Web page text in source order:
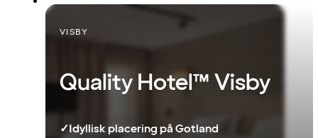
VISBY
Quality Hotel™ Visby
✓Idyllisk placering på Gotland